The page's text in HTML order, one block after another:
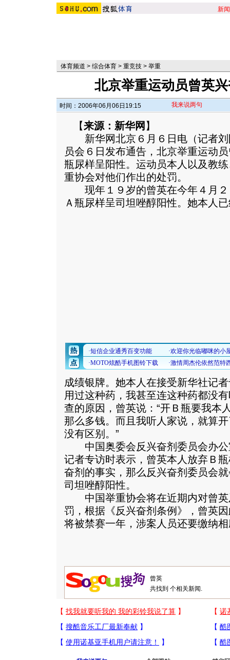
新闻
体育频道 > 综合体育 > 重竞技 > 举重
北京举重运动员曾英
时间：2006年06月06日19:15 我来说两句
【来源：新华网 】
新华网北京６月６日电（记者刘
员会６日发布通告，北京举重运动
瓶尿样呈阳性。运动员本人以及教
重协会对他们作出的处罚。
现年１９岁的曾英在今年４月２
Ａ瓶尿样呈司坦唑醇阳性。 她本人
成绩银牌。她本人在接受新华社记
用过这种药，我甚至连这种药都没
查的原因，曾英说：“开Ｂ瓶要我本
那么多钱。而且我听人家说，就算
没有区别。”
中国奥委会反兴奋剂委员会办公
记者专访时表示，曾英本人放弃Ｂ
奋剂的事实，那么反兴奋剂委员会
司坦唑醇阳性。
中国举重协会将在近期内对曾英
罚，根据《反兴奋剂条例》，曾英
将被禁赛一年，涉案人员还要缴纳
共找到 个相关新闻.